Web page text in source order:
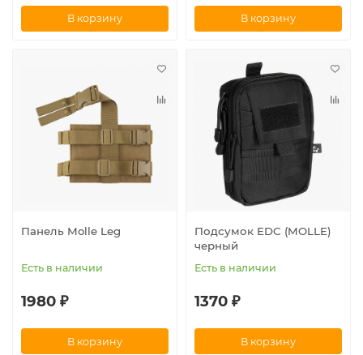
В корзину В корзину
Панель Molle Leg
Есть в наличии
1980 ₽
В корзину
Подсумок EDC (MOLLE)
черный
Есть в наличии
1370 ₽
В корзину